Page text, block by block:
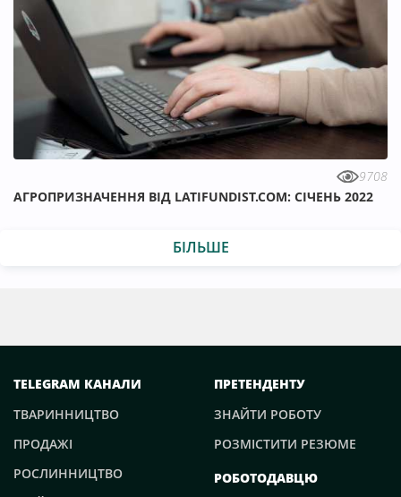
9708
АГРОПРИЗНАЧЕННЯ ВІД LATIFUNDIST.COM: СІЧЕНЬ 2022
БІЛЬШЕ
TELEGRAM КАНАЛИ
ТВАРИННИЦТВО
ПРОДАЖІ
РОСЛИННИЦТВО
ПРЕТЕНДЕНТУ
ЗНАЙТИ РОБОТУ
РОЗМІСТИТИ РЕЗЮМЕ
РОБОТОДАВЦЮ